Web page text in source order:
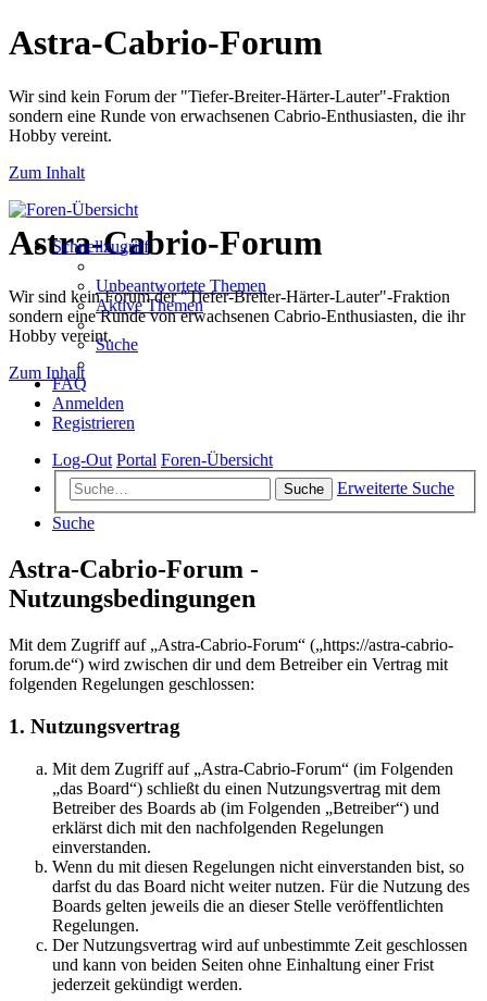
Astra-Cabrio-Forum
Wir sind kein Forum der "Tiefer-Breiter-Härter-Lauter"-Fraktion
sondern eine Runde von erwachsenen Cabrio-Enthusiasten, die ihr
Hobby vereint.
Zum Inhalt
Astra-Cabrio-Forum
Wir sind kein Forum der "Tiefer-Breiter-Härter-Lauter"-Fraktion
sondern eine Runde von erwachsenen Cabrio-Enthusiasten, die ihr
Hobby vereint.
Zum Inhalt
Schnellzugriff
Unbeantwortete Themen
Aktive Themen
Suche
FAQ
Anmelden
Registrieren
Log-Out Portal Foren-Übersicht
Suche
Erweiterte Suche
Suche
Astra-Cabrio-Forum -
Nutzungsbedingungen
Mit dem Zugriff auf „Astra-Cabrio-Forum“ („https://astra-cabrio-
forum.de“) wird zwischen dir und dem Betreiber ein Vertrag mit
folgenden Regelungen geschlossen:
1. Nutzungsvertrag
Mit dem Zugriff auf „Astra-Cabrio-Forum“ (im Folgenden
„das Board“) schließt du einen Nutzungsvertrag mit dem
Betreiber des Boards ab (im Folgenden „Betreiber“) und
erklärst dich mit den nachfolgenden Regelungen
einverstanden.
Wenn du mit diesen Regelungen nicht einverstanden bist, so
darfst du das Board nicht weiter nutzen. Für die Nutzung des
Boards gelten jeweils die an dieser Stelle veröffentlichten
Regelungen.
Der Nutzungsvertrag wird auf unbestimmte Zeit geschlossen
und kann von beiden Seiten ohne Einhaltung einer Frist
jederzeit gekündigt werden.